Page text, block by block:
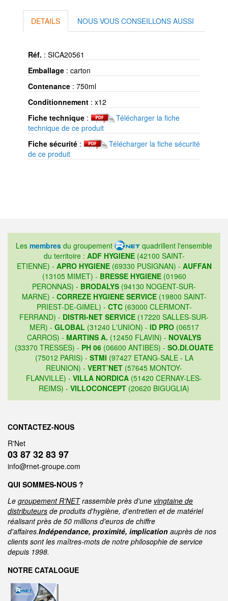
DETAILS NOUS VOUS CONSEILLONS AUSSI
Réf. : SICA20561
Emballage : carton
Contenance : 750ml
Conditionnement : x12
Fiche technique :
Télécharger la fiche
technique de ce produit
Fiche sécurité :
Télécharger la fiche sécurité
de ce produit
Les membres du groupement
quadrillent l'ensemble
du territoire : ADF HYGIENE(42100 SAINT-
ETIENNE) - APRO HYGIENE(69330 PUSIGNAN) - AUFFAN
(13105 MIMET) - BRESSE HYGIENE(01960
PERONNAS) - BRODALYS (94130 NOGENT-SUR-
MARNE) - CORREZE HYGIENE SERVICE(19800 SAINT-
PRIEST-DE-GIMEL) - CTC(63000 CLERMONT-
FERRAND) - DISTRI-NET SERVICE (17220 SALLES-SUR-
MER) - GLOBAL (31240 L'UNION) - ID PRO(06517
CARROS) - MARTINS A. (12450 FLAVIN) - NOVALYS
(33370 TRESSES) - PH 06 (06600 ANTIBES) - SO.DI.OUATE
(75012 PARIS) - STMI (97427 ETANG-SALE - LA
REUNION) - VERT’NET (57645 MONTOY-
FLANVILLE) - VILLA NORDICA (51420 CERNAY-LES-
REIMS) - VILLOCONCEPT (20620 BIGUGLIA)
CONTACTEZ-NOUS
R'Net
03 87 32 83 97
info@rnet-groupe.com
QUI SOMMES-NOUS ?
Le groupement R'NETrassemble près d'une vingtaine de
distributeurs de produits d'hygiène, d'entretien et de matériel
réalisant près de 50 millions d'euros de chiffre
d'affaires.Indépendance, proximité, implication auprès de nos
clients sont les maîtres-mots de notre philosophie de service
depuis 1998.
NOTRE CATALOGUE